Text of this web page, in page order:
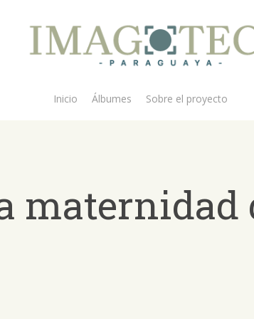
Inicio Álbumes Sobre el proyecto
maternidad